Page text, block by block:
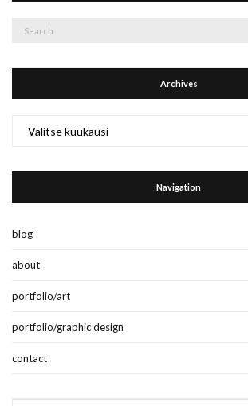
Archives
Navigation
blog
about
portfolio/art
portfolio/graphic design
contact